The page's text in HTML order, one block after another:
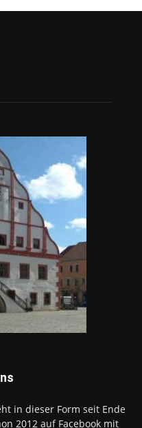
in dieser Form seit Ende
2012 auf Facebook mit